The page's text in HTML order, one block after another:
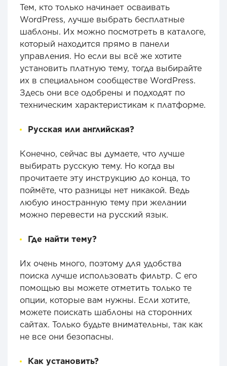
Тем, кто только начинает осваивать
WordPress, лучше выбрать бесплатные
шаблоны. Их можно посмотреть в каталоге,
который находится прямо в панели
управления. Но если вы всё же хотите
установить платную тему, тогда выбирайте
их в специальном сообществе WordPress.
Здесь они все одобрены и подходят по
техническим характеристикам к платформе.
Русская или английская?
Конечно, сейчас вы думаете, что лучше
выбирать русскую тему. Но когда вы
прочитаете эту инструкцию до конца, то
поймёте, что разницы нет никакой. Ведь
любую иностранную тему при желании
можно перевести на русский язык.
Где найти тему?
Их очень много, поэтому для удобства
поиска лучше использовать фильтр. С его
помощью вы можете отметить только те
опции, которые вам нужны. Если хотите,
можете поискать шаблоны на сторонних
сайтах. Только будьте внимательны, так как
не все они безопасны.
Как установить?